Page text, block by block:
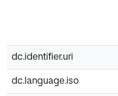
dc.identifier.uri
dc.language.iso